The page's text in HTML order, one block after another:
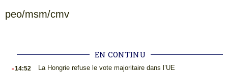
peo/msm/cmv
EN CONTINU
.14:52 La Hongrie refuse le vote majoritaire dans l’UE